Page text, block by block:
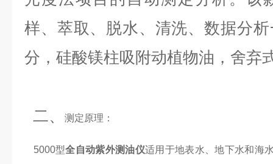
样、萃取、脱水、清洗、数据分
分，硅酸镁柱吸附动植物油，舍弃
二、 测定原理：
5000型全自动紫外测油仪适用于地表水、地下水和海